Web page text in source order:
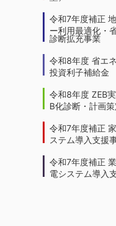
令和7年度補正
ー利用最適化・
診断拡充事業
令和8年度 省エ
投資利子補給金
令和8年度 ZEB
B化診断・計画
令和7年度補正
ステム導入支援
令和7年度補正
電システム導入